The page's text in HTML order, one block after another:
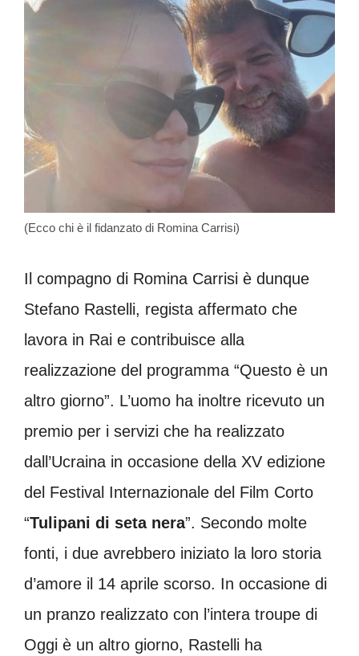
(Ecco chi è il fidanzato di Romina Carrisi)
Il compagno di Romina Carrisi è dunque
Stefano Rastelli, regista affermato che
lavora in Rai e contribuisce alla
realizzazione del programma “Questo è un
altro giorno”. L’uomo ha inoltre ricevuto un
premio per i servizi che ha realizzato
dall’Ucraina in occasione della XV edizione
del Festival Internazionale del Film Corto
“Tulipani di seta nera”. Secondo molte
fonti, i due avrebbero iniziato la loro storia
d’amore il 14 aprile scorso. In occasione di
un pranzo realizzato con l’intera troupe di
Oggi è un altro giorno, Rastelli ha